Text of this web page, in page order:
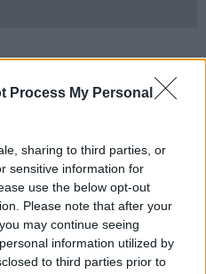
Process My Personal
sharing to third parties, or
sensitive information for
use the below opt-out
Please note that after your
may continue seeing
information utilized by
to third parties prior to
della Toscana iscriviti alla
Arriva gratis tutti i giorni
di posta.